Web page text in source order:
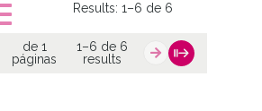
Results:1–6 de 6
de 1
páginas
1–6 de 6
results